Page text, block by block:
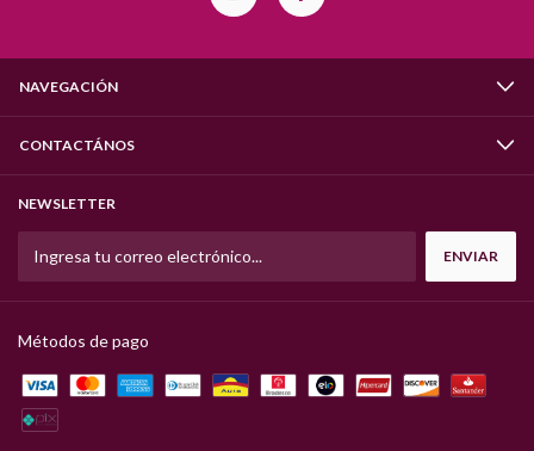
NAVEGACIÓN
CONTACTÁNOS
NEWSLETTER
Métodos de pago